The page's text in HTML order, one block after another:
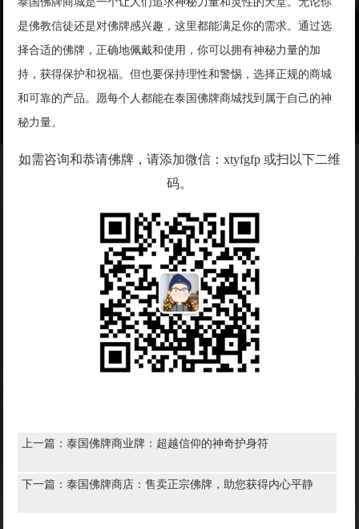
是佛教信徒还是对佛牌感兴趣，这里都能满足你的需求。通过选
择合适的佛牌，正确地佩戴和使用，你可以拥有神秘力量的加
持，获得保护和祝福。但也要保持理性和警惕，选择正规的商城
和可靠的产品。愿每个人都能在泰国佛牌商城找到属于自己的神
秘力量。
如需咨询和恭请佛牌，请添加微信：xtyfgfp 或扫以下二维
码。
上一篇：泰国佛牌商业牌：超越信仰的神奇护身符
下一篇：泰国佛牌商店：售卖正宗佛牌，助您获得内心平静